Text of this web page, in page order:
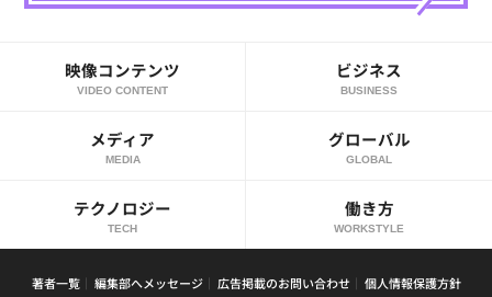
映像コンテンツ
VIDEO CONTENT
ビジネス
BUSINESS
メディア
MEDIA
グローバル
GLOBAL
テクノロジー
TECH
働き方
WORKSTYLE
著者一覧 編集部へメッセージ 広告掲載のお問い合わせ
個人情報保護方針